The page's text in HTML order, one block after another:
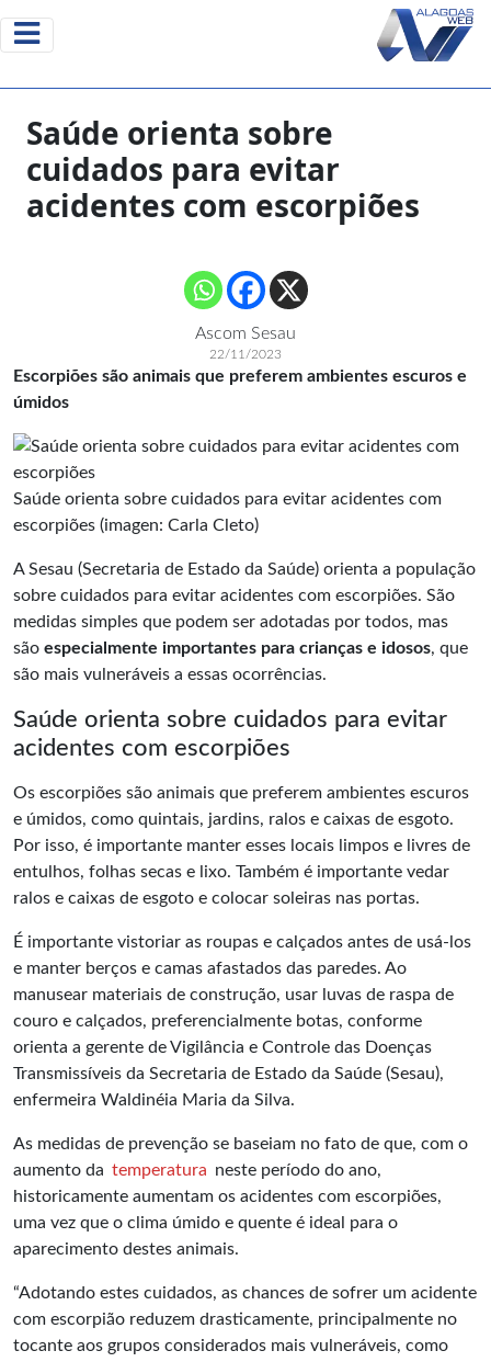
Saúde orienta sobre
cuidados para evitar
acidentes com escorpiões
Ascom Sesau
22/11/2023
Escorpiões são animais que preferem ambientes escuros e
úmidos
Saúde orienta sobre cuidados para evitar acidentes com
escorpiões (imagen: Carla Cleto)
A Sesau (Secretaria de Estado da Saúde) orienta a população
sobre cuidados para evitar acidentes com escorpiões. São
medidas simples que podem ser adotadas por todos, mas
são especialmente importantes para crianças e idosos, que
são mais vulneráveis a essas ocorrências.
Saúde orienta sobre cuidados para evitar
acidentes com escorpiões
Os escorpiões são animais que preferem ambientes escuros
e úmidos, como quintais, jardins, ralos e caixas de esgoto.
Por isso, é importante manter esses locais limpos e livres de
entulhos, folhas secas e lixo. Também é importante vedar
ralos e caixas de esgoto e colocar soleiras nas portas.
É importante vistoriar as roupas e calçados antes de usá-los
e manter berços e camas afastados das paredes. Ao
manusear materiais de construção, usar luvas de raspa de
couro e calçados, preferencialmente botas, conforme
orienta a gerente de Vigilância e Controle das Doenças
Transmissíveis da Secretaria de Estado da Saúde (Sesau),
enfermeira Waldinéia Maria da Silva.
As medidas de prevenção se baseiam no fato de que, com o
aumento da temperatura neste período do ano,
historicamente aumentam os acidentes com escorpiões,
uma vez que o clima úmido e quente é ideal para o
aparecimento destes animais.
“Adotando estes cuidados, as chances de sofrer um acidente
com escorpião reduzem drasticamente, principalmente no
tocante aos grupos considerados mais vulneráveis, como